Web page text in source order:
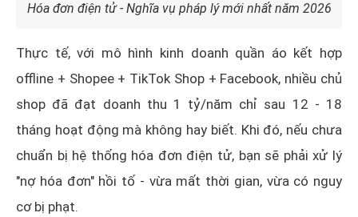
Hóa đơn điện tử - Nghĩa vụ pháp lý mới nhất năm 2026
Thực tế, với mô hình kinh doanh quần áo kết hợp
offline + Shopee + TikTok Shop + Facebook, nhiều chủ
shop đã đạt doanh thu 1 tỷ/năm chỉ sau 12 - 18
tháng hoạt động mà không hay biết. Khi đó, nếu chưa
chuẩn bị hệ thống hóa đơn điện tử, bạn sẽ phải xử lý
"nợ hóa đơn" hồi tố - vừa mất thời gian, vừa có nguy
cơ bị phạt.